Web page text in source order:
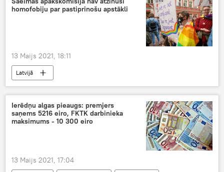
homofobiju par pastiprinošu apstākli
13 Maijs 2021, 18:11
Latvijā
Ierēdņu algas pieaugs: premjers
saņems 5216 eiro, FKTK darbinieka
maksimums - 10 300 eiro
13 Maijs 2021, 17:04